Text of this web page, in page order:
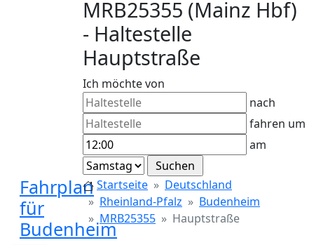
MRB25355 (Mainz Hbf)
- Haltestelle
Hauptstraße
Ich möchte von
nach
fahren um
am
Fahrplan
für
Budenheim
Startseite
Deutschland
Rheinland-Pfalz
Budenheim
MRB25355
Hauptstraße